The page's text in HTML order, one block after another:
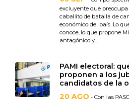
excluyente que preocupa
caballito de batalla de
económico del país. Lo
conoce, lo que propone
antagónico y...
PAMI electoral:
proponen a los
candidatos de la
20 AGO - Con las